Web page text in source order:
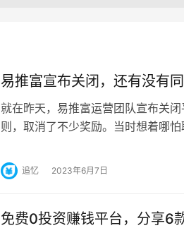
易推富宣布关闭，还有没有同
就在昨天，易推富运营团队宣布关
则，取消了不少奖励。当时想着哪
追忆 2023年6月7日
免费0投资赚钱平台，分享6